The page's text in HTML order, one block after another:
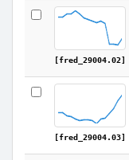
[fred_29004.02]
[fred_29004.03]